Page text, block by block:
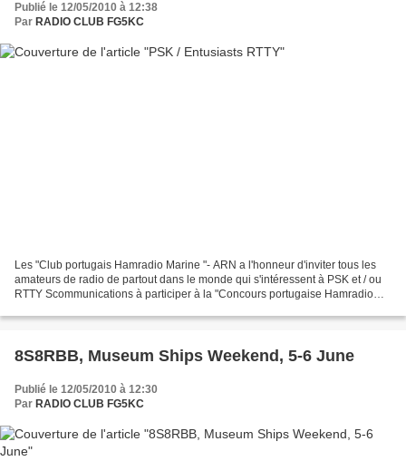
Publié le 12/05/2010 à 12:38
Par RADIO CLUB FG5KC
Les "Club portugais Hamradio Marine "- ARN a l'honneur d'inviter tous les
amateurs de radio de partout dans le monde qui s'intéressent à PSK et / ou
RTTY Scommunications à participer à la "Concours portugaise Hamradio
8S8RBB, Museum Ships Weekend, 5-6 June
Publié le 12/05/2010 à 12:30
Par RADIO CLUB FG5KC